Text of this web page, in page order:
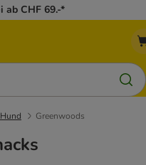
ab CHF 69.-*
Greenwoods